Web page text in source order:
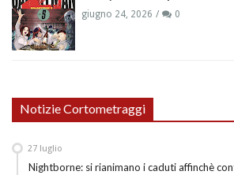
giugno 24, 2026 0
Notizie Cortometraggi
Nightborne: si rianimano i caduti affinchè
27 luglio